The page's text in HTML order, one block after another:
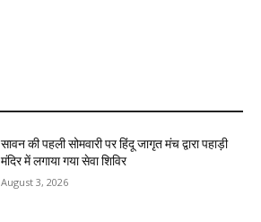
सावन की पहली सोमवारी पर हिंदू जागृत मंच द्वारा पहाड़ी
मंदिर में लगाया गया सेवा शिविर
August 3, 2026